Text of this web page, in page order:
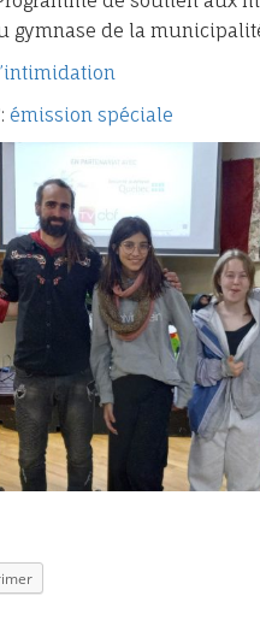
de la
émission spéciale